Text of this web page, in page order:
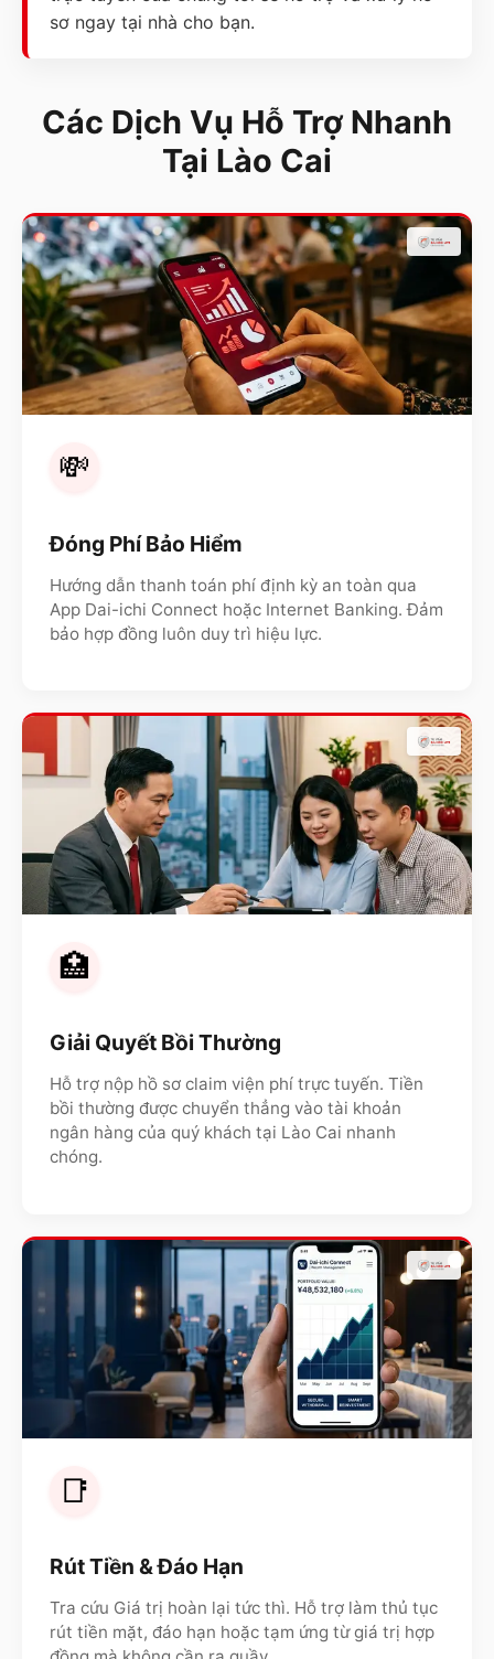
sơ ngay tại nhà cho bạn.
Các Dịch Vụ Hỗ Trợ Nhanh
Tại Lào Cai
💸
Đóng Phí Bảo Hiểm
Hướng dẫn thanh toán phí định kỳ an toàn qua
App Dai-ichi Connect hoặc Internet Banking. Đảm
bảo hợp đồng luôn duy trì hiệu lực.
🏥
Giải Quyết Bồi Thường
Hỗ trợ nộp hồ sơ claim viện phí trực tuyến. Tiền
bồi thường được chuyển thẳng vào tài khoản
ngân hàng của quý khách tại Lào Cai nhanh
chóng.
📑
Rút Tiền & Đáo Hạn
Tra cứu Giá trị hoàn lại tức thì. Hỗ trợ làm thủ tục
rút tiền mặt, đáo hạn hoặc tạm ứng từ giá trị hợp